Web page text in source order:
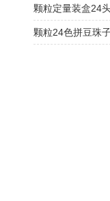
颗粒定量装盒24
颗粒24色拼豆珠